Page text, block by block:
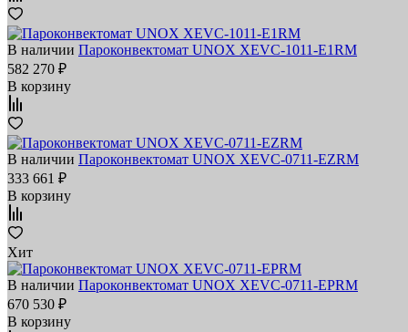
В наличии Пароконвектомат UNOX XEVC-1011-E1RM
582 270 ₽
В корзину
В наличии Пароконвектомат UNOX XEVC-0711-EZRM
333 661 ₽
В корзину
Хит
В наличии Пароконвектомат UNOX XEVC-0711-EPRM
670 530 ₽
В корзину